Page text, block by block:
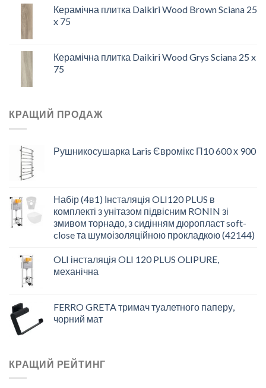
Керамічна плитка Daikiri Wood Brown Sciana 25
x 75
Керамічна плитка Daikiri Wood Grys Sciana 25 x
75
КРАЩИЙ ПРОДАЖ
Рушникосушарка Laris Євромікс П10 600 х 900
Набір (4в1) Інсталяція OLI120 PLUS в
комплекті з унітазом підвісним RONIN зі
змивом торнадо, з сидінням дюропласт soft-
close та шумоізоляційною прокладкою (42144)
OLI інсталяція OLI 120 PLUS OLIPURE,
механічна
FERRO GRETA тримач туалетного паперу,
чорний мат
КРАЩИЙ РЕЙТИНГ